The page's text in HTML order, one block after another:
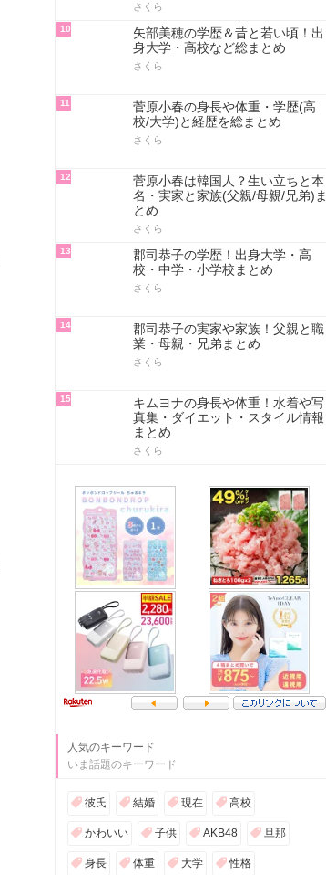
さくら
10
矢部美穂の学歴＆昔と若い頃！出
身大学・高校など総まとめ
さくら
11
菅原小春の身長や体重・学歴(高
校/大学)と経歴を総まとめ
さくら
12
菅原小春は韓国人？生い立ちと本
名・実家と家族(父親/母親/兄弟)ま
とめ
さくら
13
郡司恭子の学歴！出身大学・高
校・中学・小学校まとめ
さくら
14
郡司恭子の実家や家族！父親と職
業・母親・兄弟まとめ
さくら
15
キムヨナの身長や体重！水着や写
真集・ダイエット・スタイル情報
まとめ
さくら
人気のキーワード
いま話題のキーワード
彼氏 結婚 現在 高校
かわいい 子供 AKB48 旦那
身長 体重 大学 性格